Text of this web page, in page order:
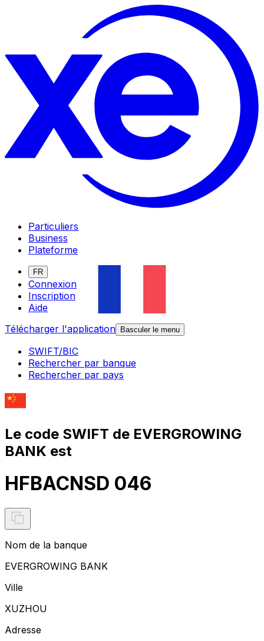
Particuliers
Business
Plateforme
FR
Connexion
Inscription
Aide
Télécharger l'application
Basculer le menu
SWIFT/BIC
Rechercher par banque
Rechercher par pays
Le code SWIFT de EVERGROWING
BANK est
HFBACNSD 046
Nom de la banque
EVERGROWING BANK
Ville
XUZHOU
Adresse